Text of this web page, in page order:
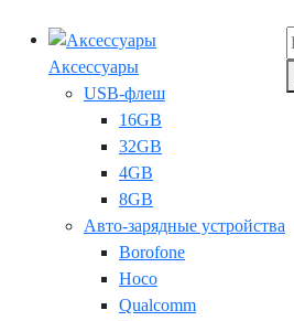
Аксессуары
USB-флеш
16GB
32GB
4GB
8GB
Авто-зарядные устройства
Borofone
Hoco
Qualcomm